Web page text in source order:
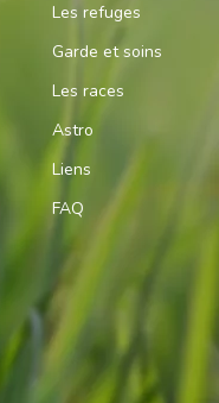
Les refuges
Garde et soins
Les races
Astro
Liens
FAQ